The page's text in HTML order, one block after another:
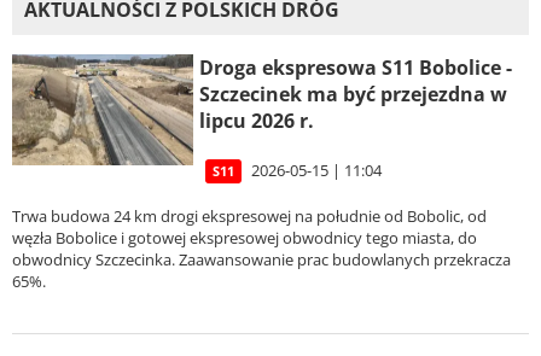
AKTUALNOŚCI Z POLSKICH DRÓG
Droga ekspresowa S11 Bobolice -
Szczecinek ma być przejezdna w
lipcu 2026 r.
S11 2026-05-15 | 11:04
Trwa budowa 24 km drogi ekspresowej na południe od Bobolic, od
węzła Bobolice i gotowej ekspresowej obwodnicy tego miasta, do
obwodnicy Szczecinka. Zaawansowanie prac budowlanych przekracza
65%.